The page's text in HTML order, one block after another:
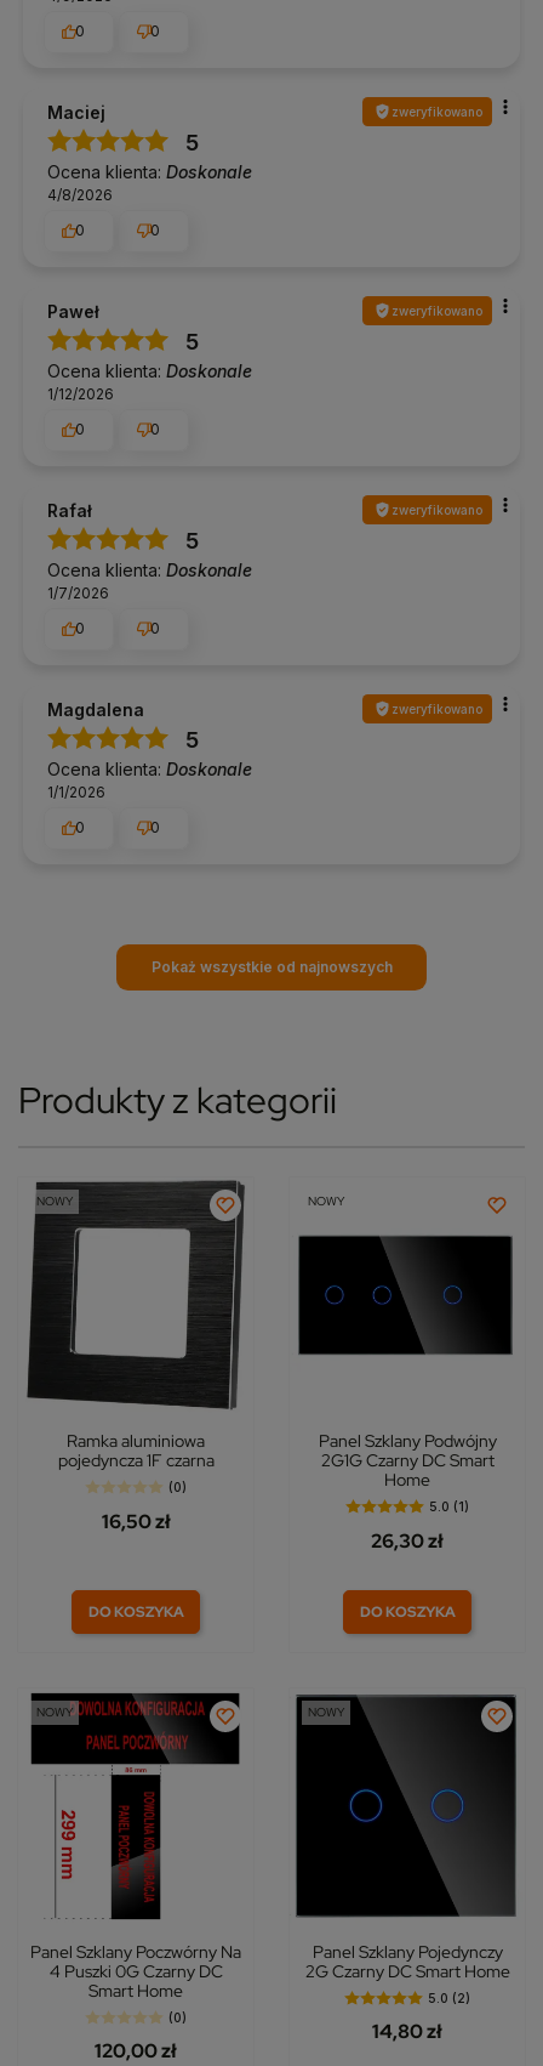
0
0
Maciej zweryfikowano
5
Ocena klienta: Doskonale
4/8/2026
0
0
Paweł zweryfikowano
5
Ocena klienta: Doskonale
1/12/2026
0
0
Rafał zweryfikowano
5
Ocena klienta: Doskonale
1/7/2026
0
0
Magdalena zweryfikowano
5
Ocena klienta: Doskonale
1/1/2026
0
0
Pokaż wszystkie od najnowszych
Produkty z kategorii
NOWY
Ramka aluminiowa
pojedyncza 1F czarna
(0)
16,50 zł
DO KOSZYKA
NOWY
Panel Szklany Podwójny
2G1G Czarny DC Smart
Home
5.0 (1)
26,30 zł
DO KOSZYKA
NOWY
Panel Szklany Poczwórny Na
4 Puszki 0G Czarny DC
Smart Home
(0)
120,00 zł
NOWY
Panel Szklany Pojedynczy
2G Czarny DC Smart Home
5.0 (2)
14,80 zł